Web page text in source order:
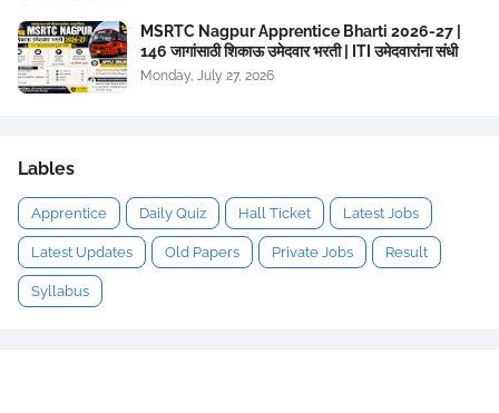
MSRTC Nagpur Apprentice Bharti 2026-27 |
146 जागांसाठी शिकाऊ उमेदवार भरती | ITI उमेदवारांना संधी
Monday, July 27, 2026
Lables
Apprentice Daily Quiz Hall Ticket Latest Jobs
Latest Updates Old Papers Private Jobs Result
Syllabus